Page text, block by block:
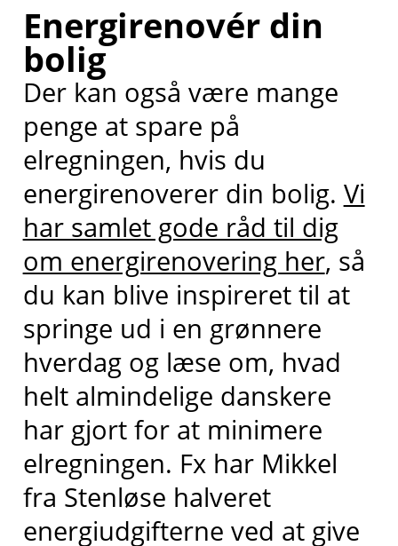
Energirenovér din
bolig
Der kan også være mange
penge at spare på
elregningen, hvis du
energirenoverer din bolig. Vi
har samlet gode råd til dig
om energirenovering her, så
du kan blive inspireret til at
springe ud i en grønnere
hverdag og læse om, hvad
helt almindelige danskere
har gjort for at minimere
elregningen. Fx har Mikkel
fra Stenløse halveret
energiudgifterne ved at give